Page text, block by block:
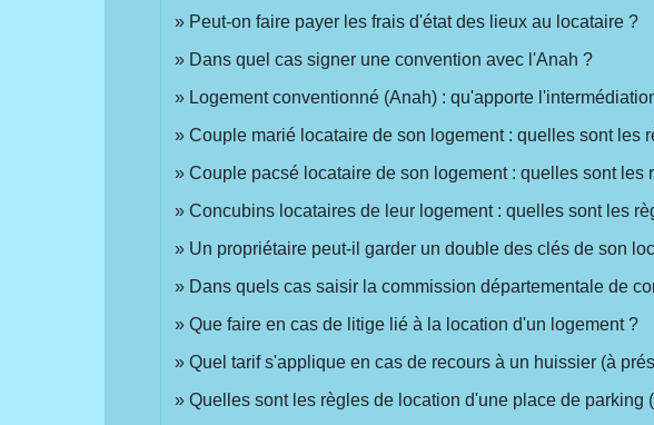
Peut-on faire payer les frais d'état des lieux au locataire ?
Dans quel cas signer une convention avec l'Anah ?
Logement conventionné (Anah) : qu'apporte
Couple marié locataire de son logement : quelles sont les
Couple pacsé locataire de son logement : quelles sont les
Concubins locataires de leur logement : quelles sont les
Un propriétaire peut-il garder un double des clés de son
Dans quels cas saisir la commission départementale de
Que faire en cas de litige lié à la location d'un logement ?
Quel tarif s'applique en cas de recours à un huissier (à
Quelles sont les règles de location d'une place de parking